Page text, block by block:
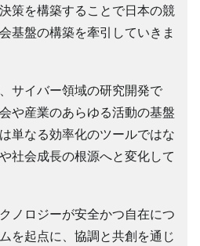
策を構築することで日本の競
基盤の構築を牽引していきま
サイバー領域の研究開発で
や産業のあらゆる活動の基盤
単なる効率化のツールではな
社会成長の根源へと変化して
ノロジーが安全かつ自在につ
を起点に、協調と共創を通じ